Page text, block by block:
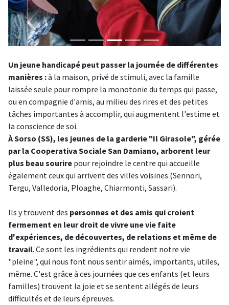
Un jeune handicapé peut passer la journée de différentes
manières :à la maison, privé de stimuli, avec la famille
laissée seule pour rompre la monotonie du temps qui passe,
ou en compagnie d'amis, au milieu des rires et des petites
tâches importantes à accomplir, qui augmentent l'estime et
la conscience de soi.
À Sorso (SS), les jeunes de la garderie "Il Girasole", gérée
par la Cooperativa Sociale San Damiano, arborent leur
plus beau sourire pour rejoindre le centre qui accueille
également ceux qui arrivent des villes voisines (Sennori,
Tergu, Valledoria, Ploaghe, Chiarmonti, Sassari).
Ils y trouvent des personnes et des amis qui croient
fermement en leur droit de vivre une vie faite
d'expériences, de découvertes, de relations et même de
travail. Ce sont les ingrédients qui rendent notre vie
"pleine", qui nous font nous sentir aimés, importants, utiles,
même. C'est grâce à ces journées que ces enfants (et leurs
familles) trouvent la joie et se sentent allégés de leurs
difficultés et de leurs épreuves.